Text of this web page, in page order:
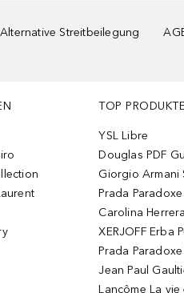
Alternative Streitbeilegung
TOP
YSL Libre
Douglas PDF
Giorgio Armani
Prada Paradoxe
Carolina
XERJOFF Erba
Prada
Jean Paul
Lancôme La vie